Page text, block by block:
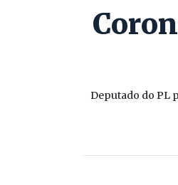
Deputado do PL